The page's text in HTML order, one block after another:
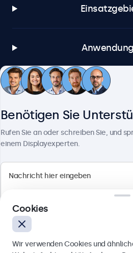
Berliner Allee 59, 40212
Deutsch
Benötigen Sie
Rufen Sie an oder schreiben Sie, und
einem Displayexperten.
Cookies
Wir verwenden Cookies und